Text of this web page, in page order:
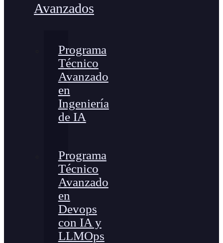
Avanzados
Programa
Técnico
Avanzado
en
Ingeniería
de IA
Programa
Técnico
Avanzado
en
Devops
con IA y
LLMOps